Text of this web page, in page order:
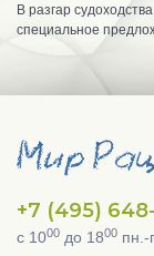
В разгар
специальное
+7 (495)
с 1000 до 1800 пн.-